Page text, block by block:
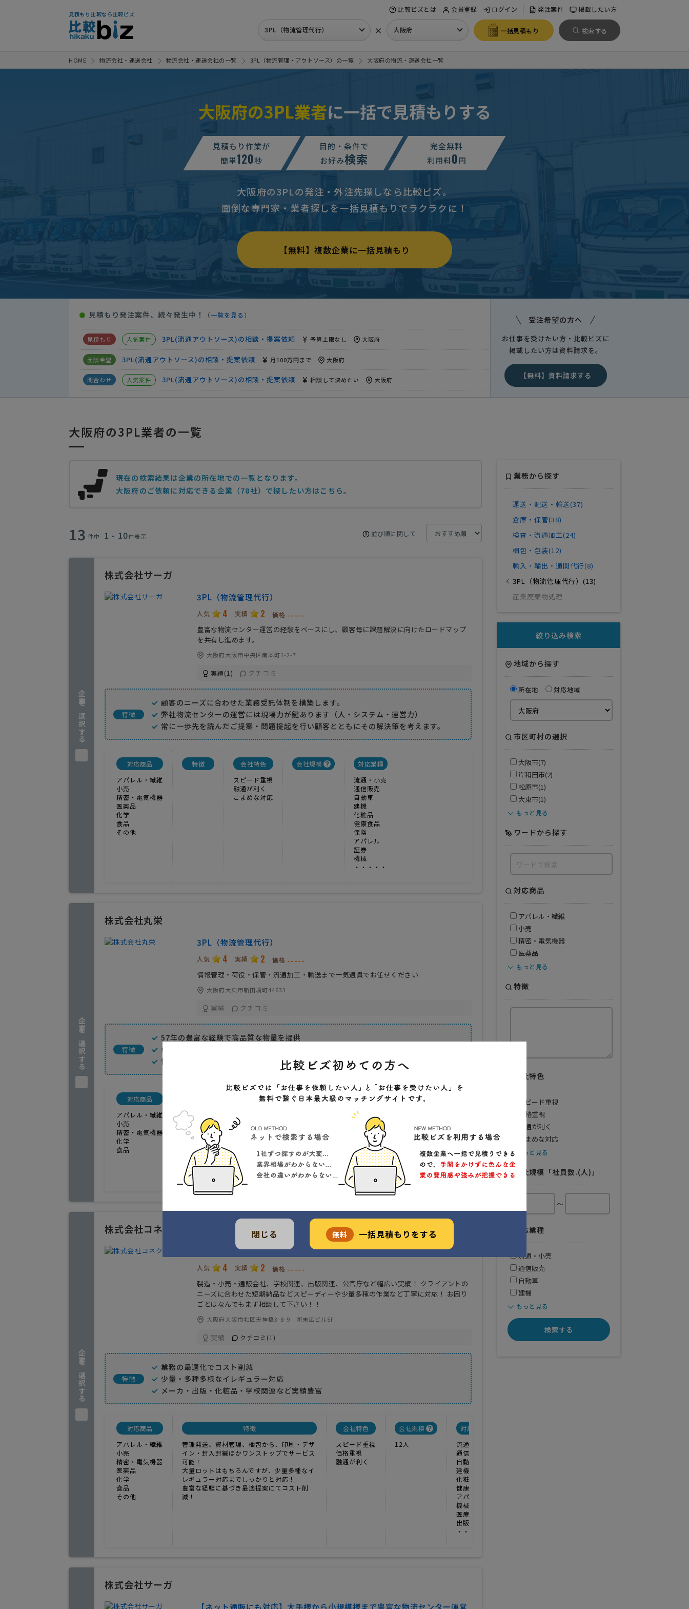
見積もり比較なら比較ビズ
比較ビズとは 会員登録 ログイン 発注案件 掲載したい方
3PL（物流管理代行） × 大阪府 一括見積もり 検索する
HOME 物流会社・運送会社 物流会社・運送会社の一覧 3PL（物流管理・アウトソース）の一覧 大阪府の物流・運送会社一覧
大阪府の3PL業者に一括で見積もりする
見積もり作業が
簡単120秒
目的・条件で
お好み検索
完全無料
利用料0円
大阪府の3PLの発注・外注先探しなら比較ビズ。
面倒な専門家・業者探しを一括見積もりでラクラクに！
【無料】複数企業に一括見積もり
● 見積もり発注案件、続々発生中！ （一覧を見る ）
3PL(流通アウトソース)の相談・提案依頼 相談して決めたい 大阪府
3PL(流通アウトソース)の相談・提案依頼 予算上限なし 大阪府
3PL(流通アウトソース)の相談・提案依頼 月100万円まで 大阪府
3PL(流通アウトソース)の相談・提案依頼 15万円まで 大阪府
3PL(流通アウトソース)の相談・提案依頼
3PL(流通アウトソース)の相談・提案依頼
3PL(流通アウトソース)の相談・提案依頼 月5万円まで 大阪府
3PL(流通アウトソース)の相談・提案依頼
人気案件 3PL(流通アウトソース)の相談・提案依頼 予算上限なし 大阪府
3PL(流通アウトソース)の相談・提案依頼 月100万円まで 大阪府
人気案件 3PL(流通アウトソース)の相談・提案依頼 相談して決めたい 大阪府
3PL(流通アウトソース)の相談・提案依頼 15万円まで 大阪府
受注希望の方へ
お仕事を受けたい方・比較ビズに
掲載したい方は資料請求を。
【無料】資料請求する
大阪府の3PL業者の一覧
現在の検索結果は企業の所在地での一覧となります。
大阪府のご依頼に対応できる企業（78社）で探したい方はこちら。
13 件中 1 - 10件表示 並び順に関して
企業を選択する
株式会社サーガ
3PL（物流管理代行）
人気 4 実績 2 価格 -----
豊富な物流センター運営の経験をベースにし、顧客毎に課題解決に向けたロードマップ
を共有し進めます。
大阪府大阪市中央区南本町1-2-7
実績(1) クチコミ
特徴
顧客のニーズに合わせた業務受託体制を構築します。
弊社物流センターの運営には現場力が鍵あります（人・システム・運営力）
常に一歩先を読んだご提案・問題提起を行い顧客とともにその解決策を考えます。
対応商品
アパレル・繊維
小売
精密・電気機器
医薬品
化学
食品
その他
特徴
会社特色
スピード重視
融通が利く
こまめな対応
会社規模
対応業種
流通・小売
通信販売
自動車
建機
化粧品
健康食品
保険
アパレル
証券
機械
・・・・・
企業を選択する
株式会社丸栄
3PL（物流管理代行）
人気 4 実績 2 価格 -----
情報管理・荷役・保管・流通加工・輸送まで一気通貫でお任せください
大阪府大東市新田境町44633
実績 クチコミ
特徴
57年の豊富な経験で高品質な物量を提供
様々な商品に対応できる
情報管理・荷役・保管・流通加工・輸送まで一気通貫で対応可能
対応商品
アパレル・繊維
小売
精密・電気機器
化学
食品
57年の豊富な経験で様々なノウハウがある
会社特色
融通が利く
こまめな対応
会社規模
化粧品
健康食品
アパレル
機械
出版
飲料
企業を選択する
株式会社コネクトロジ
3PL（物流管理代行）
人気 4 実績 2 価格 -----
製造・小売・通販会社、学校関連、出版関連、公官庁など幅広い実績！ クライアントの
ニーズに合わせた短期納品などスピーディーや少量多種の作業など丁寧に対応！ お困り
ごとはなんでもまず相談して下さい！！
大阪府大阪市北区天神橋3-8-9 新末広ビル5F
実績 クチコミ(1)
特徴
業務の最適化でコスト削減
少量・多種多様なイレギュラー対応
メーカ・出版・化粧品・学校関連など実績豊富
対応商品
アパレル・繊維
小売
精密・電気機器
医薬品
化学
食品
その他
特徴
管理発送、資材管理、梱包から、印刷・デザ
イン・封入封緘ほかワンストップでサービス
可能！
大量ロットはもちろんですが、少量多種なイ
レギュラー対応までしっかりと対応！
豊富な経験に基づき最適提案にてコスト削
減！
会社特色
スピード重視
価格重視
融通が利く
会社規模
12人
対応業種
流通・小売
通信販売
自動車
建機
化粧品
健康食品
アパレル
機械
医療機器
出版
・・・・・
株式会社サーガ
業務から探す
運送・配送・輸送(37)
倉庫・保管(38)
検査・流通加工(24)
梱包・包装(12)
輸入・輸出・通関代行(8)
3PL（物流管理代行）(13)
産業廃棄物処理
絞り込み検索
地域から探す
所在地 対応地域
市区町村の選択
大阪市(7)
岸和田市(2)
松原市(1)
大東市(1)
もっと見る
ワードから探す
対応商品
アパレル・繊維
小売
精密・電気機器
医薬品
もっと見る
特徴
会社特色
スピード重視
価格重視
融通が利く
こまめな対応
もっと見る
会社規模「社員数.(人)」
～
対応業種
流通・小売
通信販売
自動車
建機
もっと見る
検索する
閉じる 無料 一括見積もりをする